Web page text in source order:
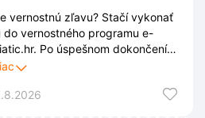
vernostnú zľavu? Stačí vykonať
do vernostného programu e-
Po úspešnom dokončení
5% zľava aktivuje úplne